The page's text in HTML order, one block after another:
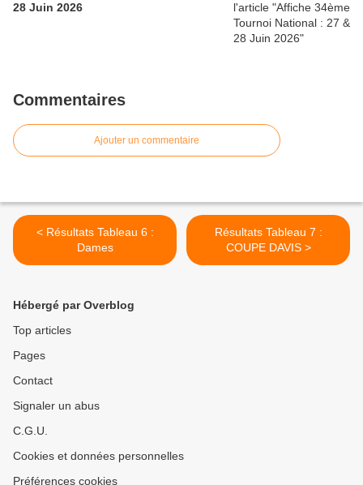
28 Juin 2026
Commentaires
Ajouter un commentaire
< Résultats Tableau 6 :
Dames
Résultats Tableau 7 :
COUPE DAVIS >
Hébergé par Overblog
Top articles
Pages
Contact
Signaler un abus
C.G.U.
Cookies et données personnelles
Préférences cookies